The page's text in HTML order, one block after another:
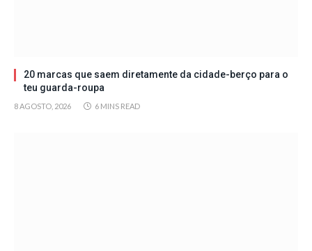
20 marcas que saem diretamente da cidade-berço para o
teu guarda-roupa
8 AGOSTO, 2026 6 MINS READ